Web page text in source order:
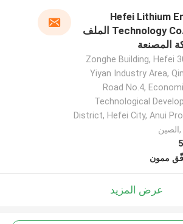
Hefei Lithium
Technology Co., Ltd الملف
المصنعة
301 Zonghe Building, Hefei
Yiyan Industry Area,
Road No.4,
Technological
District, Hefei City, Anui
ممون
عرض المزيد